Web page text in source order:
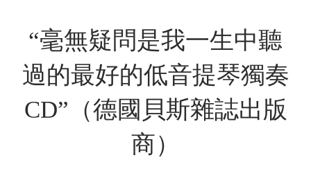
“毫無疑問是我一生中聽
過的最好的低音提琴獨奏
CD”（德國貝斯雜誌出版
商）